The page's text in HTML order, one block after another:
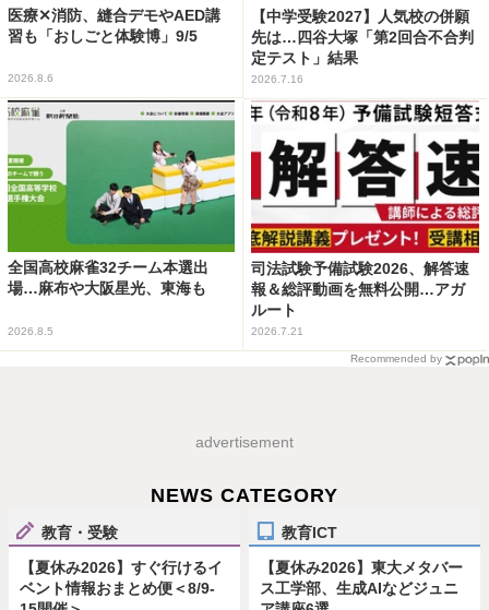
医療✕消防、縫合デモやAED講
習も「おしごと体験博」9/5
2026.8.6
【中学受験2027】人気校の併願
先は…四谷大塚「第2回合不合判
定テスト」結果
2026.7.16
全国高校麻雀32チーム本選出
場…麻布や大阪星光、東海も
2026.8.5
司法試験予備試験2026、解答速
報＆総評動画を無料公開…アガ
ルート
2026.7.21
Recommended by
advertisement
NEWS CATEGORY
教育・受験
【夏休み2026】すぐ行けるイ
ベント情報おまとめ便＜8/9-
教育ICT
【夏休み2026】東大メタバー
ス工学部、生成AIなどジュニ